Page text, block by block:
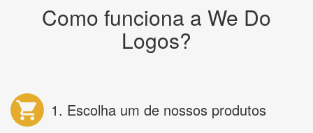
Como funciona a We Do
Logos?
1. Escolha um de nossos produtos